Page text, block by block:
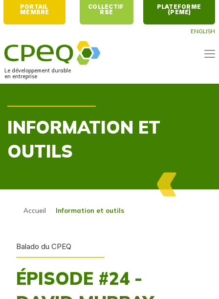
ENGLISH
PORTAIL
MEMBRE
COLLECTIF
RSE
PLATEFORME
(PEME)
Le développement durable
en entreprise
INFORMATION ET
OUTILS
Accueil Information et outils
Balado du CPEQ
ÉPISODE #24 -